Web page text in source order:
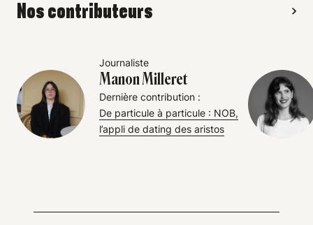
Nos contributeurs
Journaliste
Manon Milleret
Dernière contribution :
De particule à particule : NOB,
l’appli de dating des aristos